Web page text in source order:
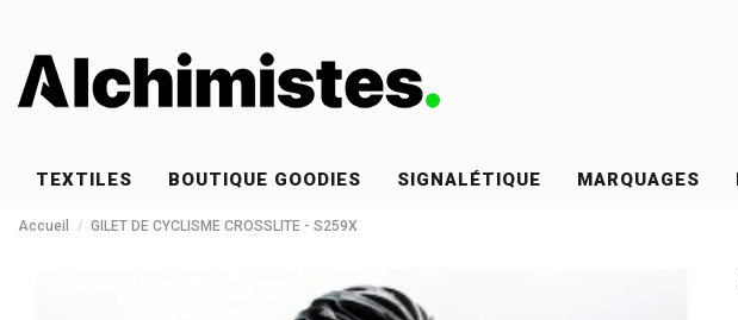
TEXTILES BOUTIQUE GOODIES SIGNALÉTIQUE MARQUAGES
Accueil GILET DE CYCLISME CROSSLITE - S259X